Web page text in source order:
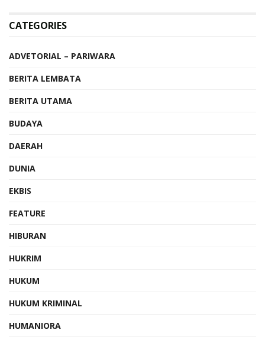
CATEGORIES
ADVETORIAL – PARIWARA
BERITA LEMBATA
BERITA UTAMA
BUDAYA
DAERAH
DUNIA
EKBIS
FEATURE
HIBURAN
HUKRIM
HUKUM
HUKUM KRIMINAL
HUMANIORA